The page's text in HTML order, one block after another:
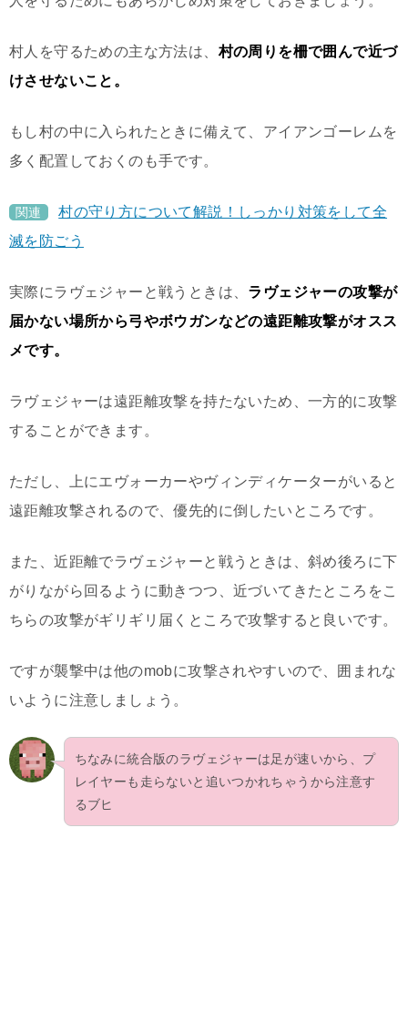
村人を守るための主な方法は、村の周りを柵で囲んで近づ
けさせないこと。
もし村の中に入られたときに備えて、アイアンゴーレムを
多く配置しておくのも手です。
関連
村の守り方について解説！しっかり対策をして全
滅を防ごう
実際にラヴェジャーと戦うときは、 ラヴェジャーの攻撃が
届かない場所から弓やボウガンなどの遠距離攻撃がオスス
メです。
ラヴェジャーは遠距離攻撃を持たないため、一方的に攻撃
することができます。
ただし、上にエヴォーカーやヴィンディケーターがいると
遠距離攻撃されるので、優先的に倒したいところです。
また、近距離でラヴェジャーと戦うときは、斜め後ろに下
がりながら回るように動きつつ、近づいてきたところをこ
ちらの攻撃がギリギリ届くところで攻撃すると良いです。
ですが襲撃中は他のmobに攻撃されやすいので、囲まれな
いように注意しましょう。
ちなみに統合版のラヴェジャーは足が速いから、プ
レイヤーも走らないと追いつかれちゃうから注意す
るブヒ